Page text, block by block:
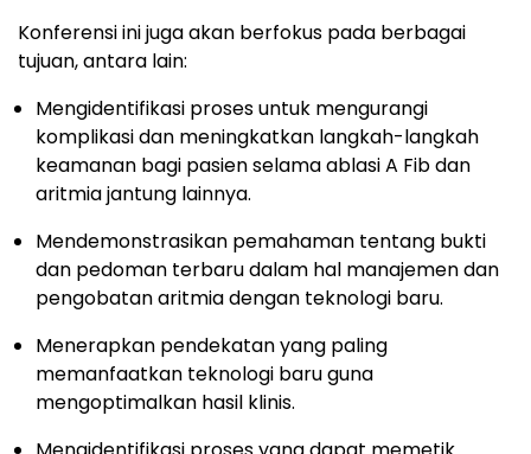
Konferensi ini juga akan berfokus pada berbagai
tujuan, antara lain:
Mengidentifikasi proses untuk mengurangi
komplikasi dan meningkatkan langkah-langkah
keamanan bagi pasien selama ablasi A Fib dan
aritmia jantung lainnya.
Mendemonstrasikan pemahaman tentang bukti
dan pedoman terbaru dalam hal manajemen dan
pengobatan aritmia dengan teknologi baru.
Menerapkan pendekatan yang paling
memanfaatkan teknologi baru guna
mengoptimalkan hasil klinis.